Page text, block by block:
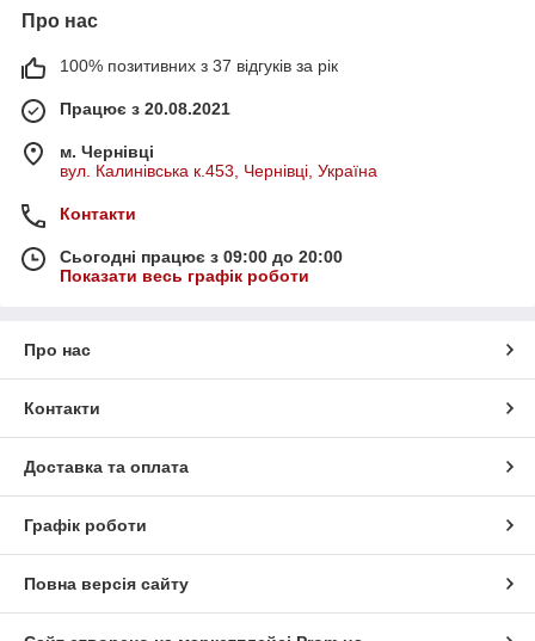
Про нас
100% позитивних з 37 відгуків за рік
Працює з 20.08.2021
м. Чернівці
вул. Калинівська к.453, Чернівці, Україна
Контакти
Сьогодні працює з 09:00 до 20:00
Показати весь графік роботи
Про нас
Контакти
Доставка та оплата
Графік роботи
Повна версія сайту